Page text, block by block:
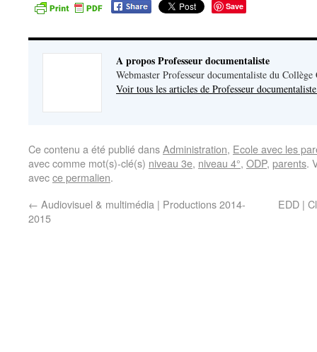
Save
A propos Professeur documentaliste
Webmaster Professeur documentaliste du Collège
Voir tous les articles de Professeur
Ce contenu a été publié dansAdministration, Ecole avec les
avec comme mot(s)-clé(s) niveau 3e, niveau 4°, ODP, parents.
avecce permalien.
← Audiovisuel & multimédia | Productions 2014-
2015
EDD |